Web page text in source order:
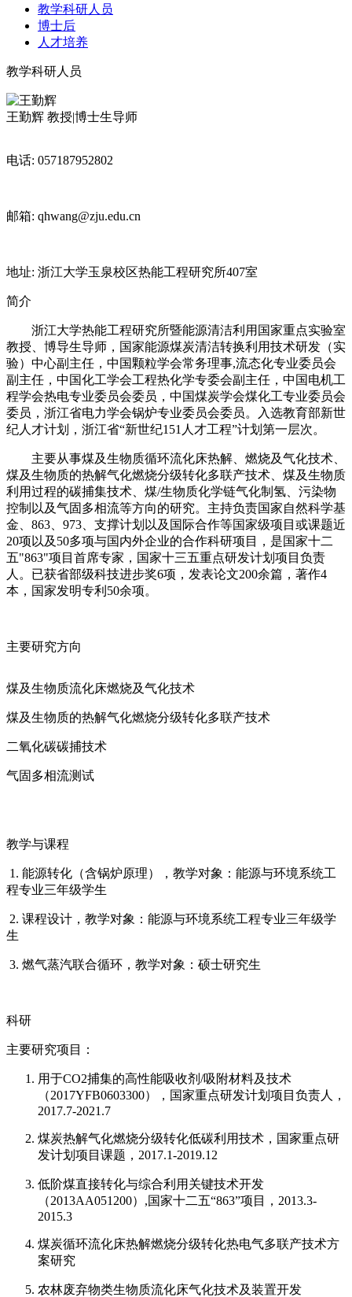
教学科研人员
博士后
人才培养
教学科研人员
王勤辉 教授|博士生导师
电话: 057187952802
邮箱: qhwang@zju.edu.cn
地址: 浙江大学玉泉校区热能工程研究所407室
简介
浙江大学热能工程研究所暨能源清洁利用国家重点实验室
教授、博导生导师，国家能源煤炭清洁转换利用技术研发（实
验）中心副主任，中国颗粒学会常务理事,流态化专业委员会
副主任，中国化工学会工程热化学专委会副主任，中国电机工
程学会热电专业委员会委员，中国煤炭学会煤化工专业委员会
委员，浙江省电力学会锅炉专业委员会委员。入选教育部新世
纪人才计划，浙江省“新世纪151人才工程”计划第一层次。
主要从事煤及生物质循环流化床热解、燃烧及气化技术、
煤及生物质的热解气化燃烧分级转化多联产技术、煤及生物质
利用过程的碳捕集技术、煤/生物质化学链气化制氢、污染物
控制以及气固多相流等方向的研究。主持负责国家自然科学基
金、863、973、支撑计划以及国际合作等国家级项目或课题近
20项以及50多项与国内外企业的合作科研项目，是国家十二
五"863"项目首席专家，国家十三五重点研发计划项目负责
人。已获省部级科技进步奖6项，发表论文200余篇，著作4
本，国家发明专利50余项。
主要研究方向
煤及生物质流化床燃烧及气化技术
煤及生物质的热解气化燃烧分级转化多联产技术
二氧化碳碳捕技术
气固多相流测试
教学与课程
1. 能源转化（含锅炉原理），教学对象：能源与环境系统工
程专业三年级学生
2. 课程设计，教学对象：能源与环境系统工程专业三年级学
生
3. 燃气蒸汽联合循环，教学对象：硕士研究生
科研
主要研究项目：
用于CO2捕集的高性能吸收剂/吸附材料及技术
（2017YFB0603300），国家重点研发计划项目负责人，
2017.7-2021.7
煤炭热解气化燃烧分级转化低碳利用技术，国家重点研
发计划项目课题，2017.1-2019.12
低阶煤直接转化与综合利用关键技术开发
（2013AA051200）,国家十二五“863”项目，2013.3-
2015.3
煤炭循环流化床热解燃烧分级转化热电气多联产技术方
案研究
农林废弃物类生物质流化床气化技术及装置开发